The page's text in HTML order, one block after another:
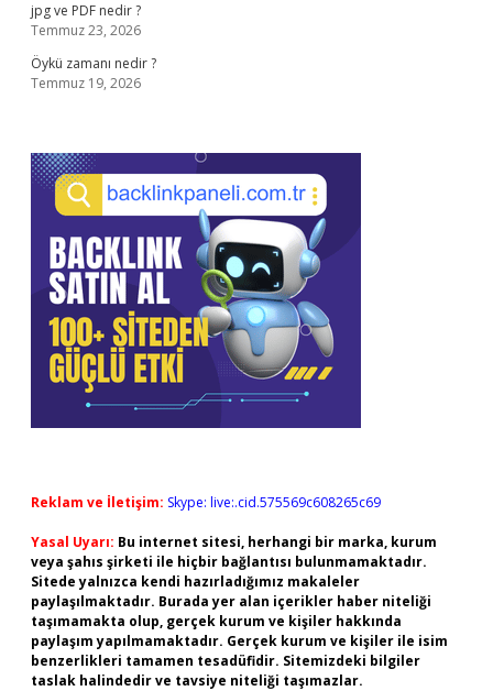
jpg ve PDF nedir ?
Temmuz 23, 2026
Öykü zamanı nedir ?
Temmuz 19, 2026
Reklam ve İletişim: Skype: live:.cid.575569c608265c69
Yasal Uyarı: Bu internet sitesi, herhangi bir marka, kurum
veya şahıs şirketi ile hiçbir bağlantısı bulunmamaktadır.
Sitede yalnızca kendi hazırladığımız makaleler
paylaşılmaktadır. Burada yer alan içerikler haber niteliği
taşımamakta olup, gerçek kurum ve kişiler hakkında
paylaşım yapılmamaktadır. Gerçek kurum ve kişiler ile isim
benzerlikleri tamamen tesadüfidir. Sitemizdeki bilgiler
taslak halindedir ve tavsiye niteliği taşımazlar.